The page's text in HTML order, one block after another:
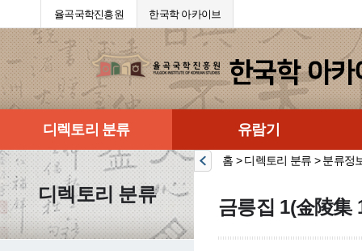
율곡국학진흥원 한국학 아카이브
디렉토리 분류 유람기
디렉토리 분류
홈 > 디렉토리 분류 > 분류정
금릉집 1(金陵集